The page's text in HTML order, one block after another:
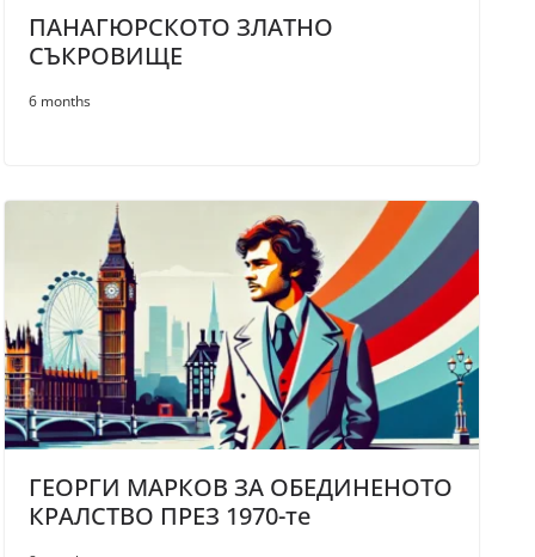
ПАНАГЮРСКОТО ЗЛАТНО
СЪКРОВИЩЕ
6 months
ГЕОРГИ МАРКОВ ЗА ОБЕДИНЕНОТО
КРАЛСТВО ПРЕЗ 1970-те